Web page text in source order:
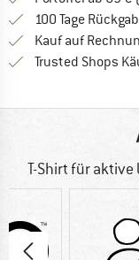
100 Tage
Kauf auf
Trusted Shops
T-Shirt für aktive